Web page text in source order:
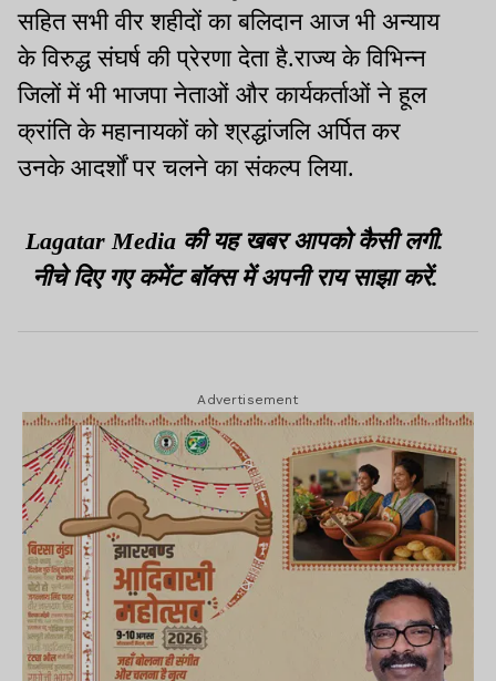
सहित सभी वीर शहीदों का बलिदान आज भी अन्याय
के विरुद्ध संघर्ष की प्रेरणा देता है.राज्य के विभिन्न
जिलों में भी भाजपा नेताओं और कार्यकर्ताओं ने हूल
क्रांति के महानायकों को श्रद्धांजलि अर्पित कर
उनके आदर्शों पर चलने का संकल्प लिया.
Lagatar Media की यह खबर आपको कैसी लगी.
नीचे दिए गए कमेंट बॉक्स में अपनी राय साझा करें.
Advertisement